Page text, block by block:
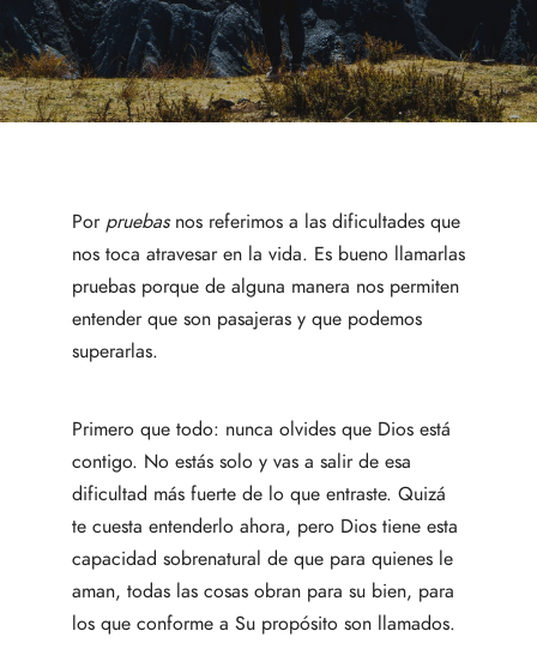
Por pruebasnos referimos a las dificultades que
nos toca atravesar en la vida. Es bueno llamarlas
pruebas porque de alguna manera nos permiten
entender que son pasajeras y que podemos
superarlas.
Primero que todo: nunca olvides que Dios está
contigo. No estás solo y vas a salir de esa
dificultad más fuerte de lo que entraste. Quizá
te cuesta entenderlo ahora, pero Dios tiene esta
capacidad sobrenatural de que para quienes le
aman, todas las cosas obran para su bien, para
los que conforme a Su propósito son llamados.